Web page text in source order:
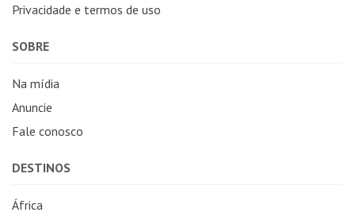
Privacidade e termos de uso
SOBRE
Na mídia
Anuncie
Fale conosco
DESTINOS
África